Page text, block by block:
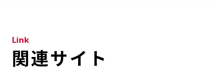
関連サイト
Link